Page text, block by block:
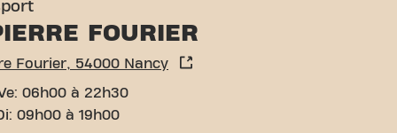
FOURIER
Fourier, 54000 Nancy
06h00 à 22h30
09h00 à 19h00